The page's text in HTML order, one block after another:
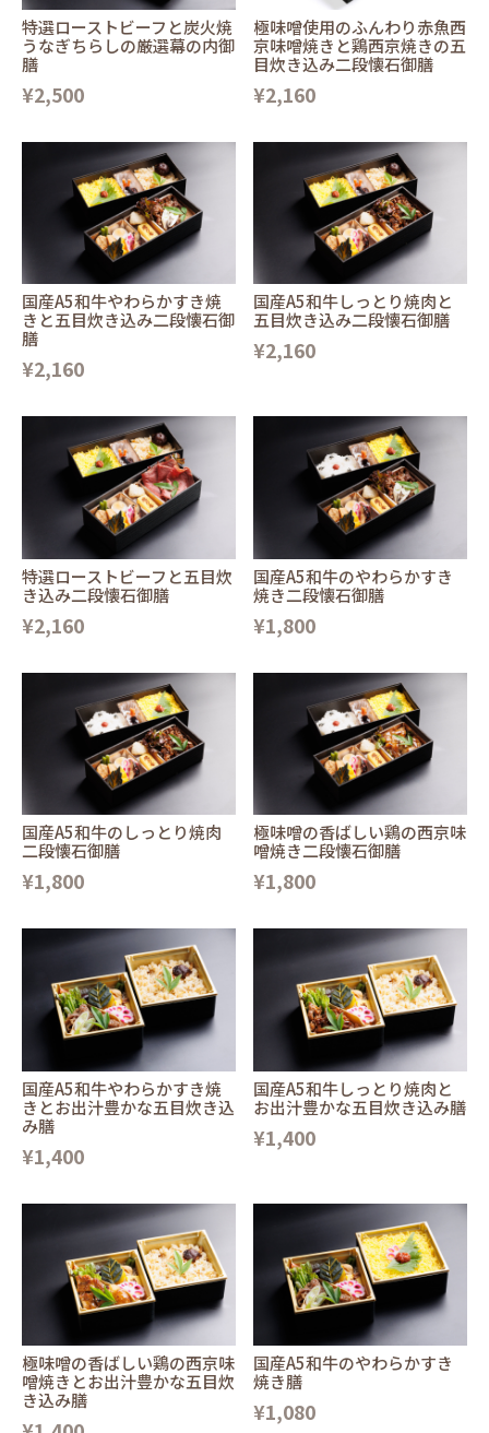
特選ローストビーフと炭火焼
うなぎちらしの厳選幕の内御
膳
¥2,500
極味噌使用のふんわり赤魚西
京味噌焼きと鶏西京焼きの五
目炊き込み二段懐石御膳
¥2,160
国産A5和牛やわらかすき焼
きと五目炊き込み二段懐石御
膳
¥2,160
国産A5和牛しっとり焼肉と
五目炊き込み二段懐石御膳
¥2,160
特選ローストビーフと五目炊
き込み二段懐石御膳
¥2,160
国産A5和牛のやわらかすき
焼き二段懐石御膳
¥1,800
国産A5和牛のしっとり焼肉
二段懐石御膳
¥1,800
極味噌の香ばしい鶏の西京味
噌焼き二段懐石御膳
¥1,800
国産A5和牛やわらかすき焼
きとお出汁豊かな五目炊き込
み膳
¥1,400
国産A5和牛しっとり焼肉と
お出汁豊かな五目炊き込み膳
¥1,400
極味噌の香ばしい鶏の西京味
噌焼きとお出汁豊かな五目炊
き込み膳
国産A5和牛のやわらかすき
焼き膳
¥1,080